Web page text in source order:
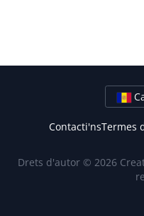
Contacti'nsTermes
Drets d'autor © 2026